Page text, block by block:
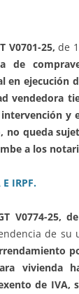
V0701-25, de
de
en ejecución
vendedora
y
no queda
a los
IRPF.
V0774-25,
de su
vivienda
de IVA,